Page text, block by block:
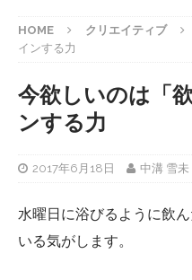
HOME クリエイティブ
インする力
今欲しいのは「
ンする力
2017年6月18日 中溝 雪未
水曜日に浴びるように飲
いる気がします。